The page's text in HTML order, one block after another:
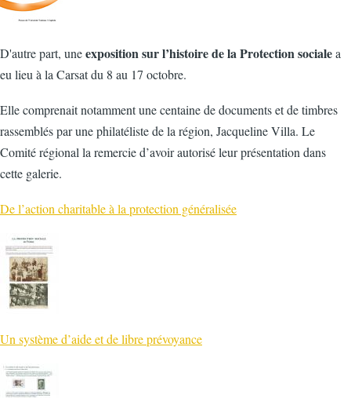
D'autre part, uneexposition sur l’histoire de la Protection socialea
eu lieu à la Carsat du 8 au 17 octobre.
Elle comprenait notamment une centaine de documents et de timbres
rassemblés par une philatéliste de la région, Jacqueline Villa. Le
Comité régional la remercie d’avoir autorisé leur présentation dans
cette galerie.
De l’action charitable à la protection généralisée
Un système d’aide et de libre prévoyance